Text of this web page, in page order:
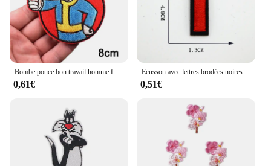
Bombe pouce bon travail homme fer sur patchs brodés vêtements Fallout Patch pour vêtements vêtements accessoires
0,61€
Écusson avec lettres brodées noires et rouges, pour vêtements d'enfants, sacs, couture, nom, Logo, Badge, Diy
0,51€